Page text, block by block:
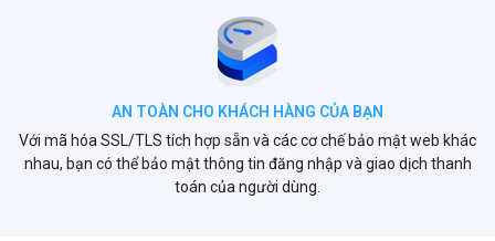
AN TOÀN CHO KHÁCH HÀNG CỦA BẠN
Với mã hóa SSL/TLS tích hợp sẵn và các cơ chế bảo mật web khác
nhau, bạn có thể bảo mật thông tin đăng nhập và giao dịch thanh
toán của người dùng.